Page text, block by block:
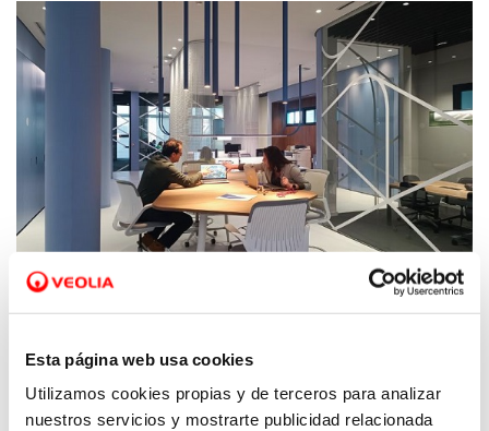
Esta página web usa cookies
Utilizamos cookies propias y de terceros para analizar
nuestros servicios y mostrarte publicidad relacionada
23 ENE 2024
Comunitat Valenciana presentan en FITUR
sus modelos de gestión para un turismo